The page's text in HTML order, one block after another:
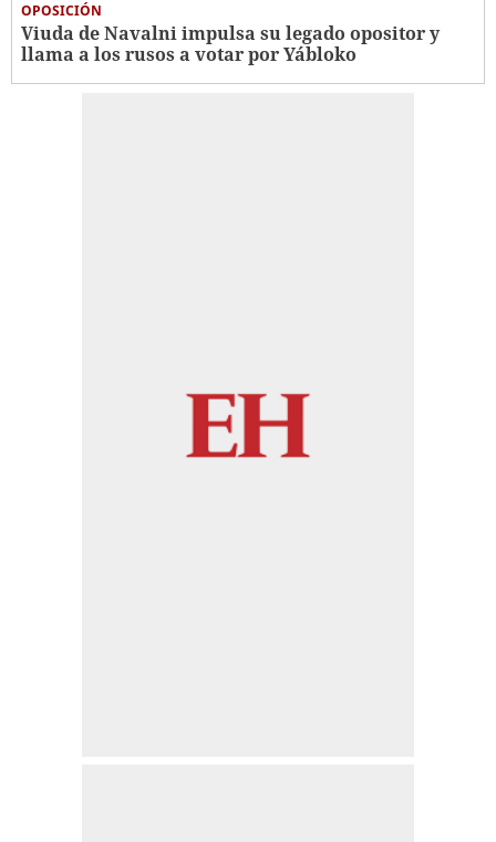
OPOSICIÓN
Viuda de Navalni impulsa su legado opositor y
llama a los rusos a votar por Yábloko